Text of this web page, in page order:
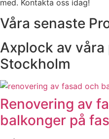
med. Kontakta oss idag!
Våra senaste
Axplock av
Stockholm
Renovering av
balkonger på